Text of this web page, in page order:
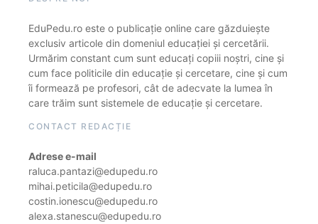
EduPedu.ro este o publicație online care găzduiește
exclusiv articole din domeniul educației și cercetării.
Urmărim constant cum sunt educați copiii noștri, cine și
cum face politicile din educație și cercetare, cine și cum
îi formează pe profesori, cât de adecvate la lumea în
care trăim sunt sistemele de educație și cercetare.
CONTACT REDACȚIE
Adrese e-mail
raluca.pantazi@edupedu.ro
mihai.peticila@edupedu.ro
costin.ionescu@edupedu.ro
alexa.stanescu@edupedu.ro